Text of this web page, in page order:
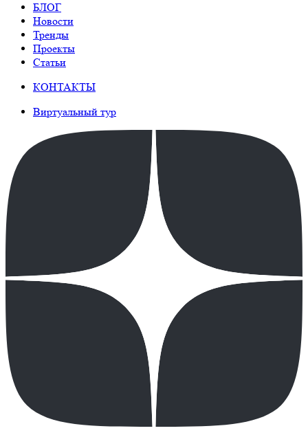
БЛОГ
Новости
Тренды
Проекты
Статьи
КОНТАКТЫ
Виртуальный тур